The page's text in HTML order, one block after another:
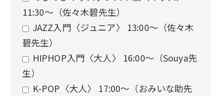
11:30〜（佐々木碧先生）
JAZZ入門〈ジュニア〉 13:00〜（佐々木
碧先生）
HIPHOP入門〈大人〉 16:00〜（Souya先
生）
K-POP〈大人〉 17:00〜（おみいな助先